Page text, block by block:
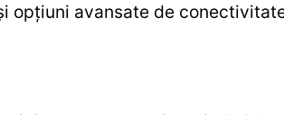
opțiuni avansate de